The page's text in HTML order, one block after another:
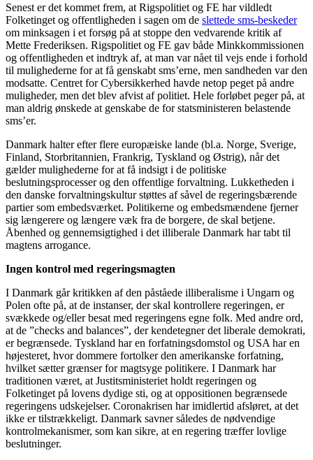
Senest er det kommet frem, at Rigspolitiet og FE har vildledt
Folketinget og offentligheden i sagen om de slettede sms-beskeder
om minksagen i et forsøg på at stoppe den vedvarende kritik af
Mette Frederiksen. Rigspolitiet og FE gav både Minkkommissionen
og offentligheden et indtryk af, at man var nået til vejs ende i forhold
til mulighederne for at få genskabt sms’erne, men sandheden var den
modsatte. Centret for Cybersikkerhed havde netop peget på andre
muligheder, men det blev afvist af politiet. Hele forløbet peger på, at
man aldrig ønskede at genskabe de for statsministeren belastende
sms’er.
Danmark halter efter flere europæiske lande (bl.a. Norge, Sverige,
Finland, Storbritannien, Frankrig, Tyskland og Østrig), når det
gælder mulighederne for at få indsigt i de politiske
beslutningsprocesser og den offentlige forvaltning. Lukketheden i
den danske forvaltningskultur støttes af såvel de regeringsbærende
partier som embedsværket. Politikerne og embedsmændene fjerner
sig længerere og længere væk fra de borgere, de skal betjene.
Åbenhed og gennemsigtighed i det illiberale Danmark har tabt til
magtens arrogance.
Ingen kontrol med regeringsmagten
I Danmark går kritikken af den påståede illiberalisme i Ungarn og
Polen ofte på, at de instanser, der skal kontrollere regeringen, er
svækkede og/eller besat med regeringens egne folk. Med andre ord,
at de ”checks and balances”, der kendetegner det liberale demokrati,
er begrænsede. Tyskland har en forfatningsdomstol og USA har en
højesteret, hvor dommere fortolker den amerikanske forfatning,
hvilket sætter grænser for magtsyge politikere. I Danmark har
traditionen været, at Justitsministeriet holdt regeringen og
Folketinget på lovens dydige sti, og at oppositionen begrænsede
regeringens udskejelser. Coronakrisen har imidlertid afsløret, at det
ikke er tilstrækkeligt. Danmark savner således de nødvendige
kontrolmekanismer, som kan sikre, at en regering træffer lovlige
beslutninger.